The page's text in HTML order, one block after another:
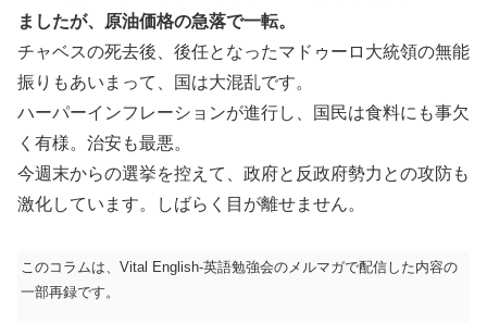
ましたが、原油価格の急落で一転。
チャベスの死去後、後任となったマドゥーロ大統領の無能
振りもあいまって、国は大混乱です。
ハーパーインフレーションが進行し、国民は食料にも事欠
く有様。治安も最悪。
今週末からの選挙を控えて、政府と反政府勢力との攻防も
激化しています。しばらく目が離せません。
このコラムは、Vital English-英語勉強会のメルマガで配信した内容の
一部再録です。